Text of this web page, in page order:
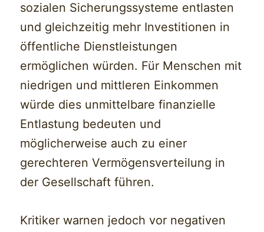
sozialen Sicherungssysteme entlasten
und gleichzeitig mehr Investitionen in
öffentliche Dienstleistungen
ermöglichen würden. Für Menschen mit
niedrigen und mittleren Einkommen
würde dies unmittelbare finanzielle
Entlastung bedeuten und
möglicherweise auch zu einer
gerechteren Vermögensverteilung in
der Gesellschaft führen.
Kritiker warnen jedoch vor negativen